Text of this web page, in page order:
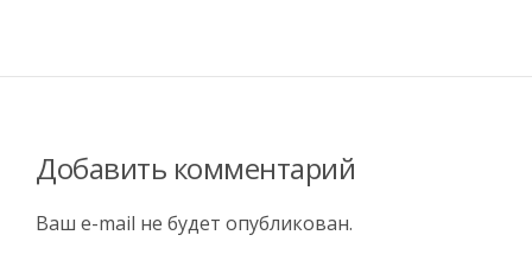
Добавить комментарий
Ваш e-mail не будет опубликован.